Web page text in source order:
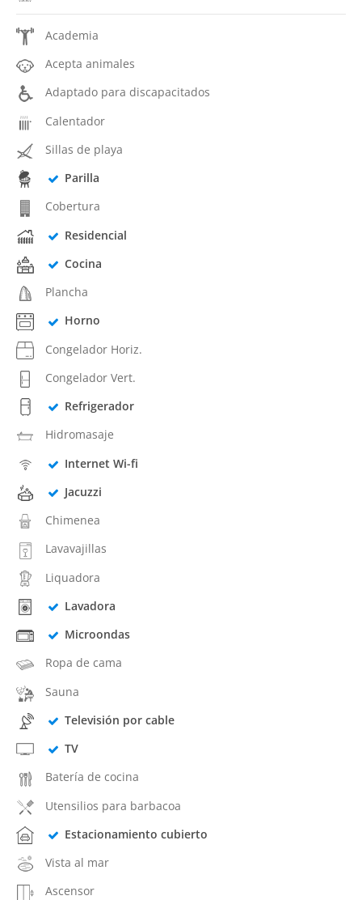
Academia
Acepta animales
Adaptado para discapacitados
Calentador
Sillas de playa
Parilla
Cobertura
Residencial
Cocina
Plancha
Horno
Congelador Horiz.
Congelador Vert.
Refrigerador
Hidromasaje
Internet Wi-fi
Jacuzzi
Chimenea
Lavavajillas
Liquadora
Lavadora
Microondas
Ropa de cama
Sauna
Televisión por cable
TV
Batería de cocina
Utensilios para barbacoa
Estacionamiento cubierto
Vista al mar
Ascensor